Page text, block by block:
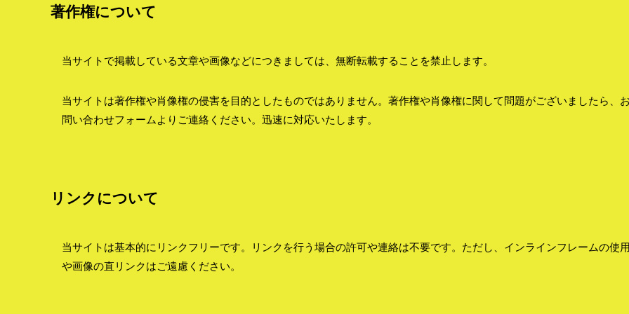
著作権について
当サイトで掲載している文章や画像などにつきましては、無断転載することを禁止します。
当サイトは著作権や肖像権の侵害を目的としたものではありません。著作権や肖像権に関して問題がございましたら、
問い合わせフォームよりご連絡ください。迅速に対応いたします。
リンクについて
当サイトは基本的にリンクフリーです。リンクを行う場合の許可や連絡は不要です。ただし、インラインフレームの使
や画像の直リンクはご遠慮ください。